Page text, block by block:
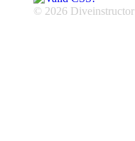
© 2026 Diveinstructor